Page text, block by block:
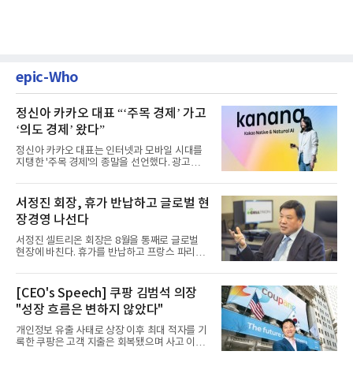
epic-Who
정신아 카카오 대표 “‘주목 경제’ 가고
‘의도 경제’ 왔다”
정신아 카카오 대표는 인터넷과 모바일 시대를
지탱한 '주목 경제'의 종말을 선언했다. 광고를
서정진 회장, 휴가 반납하고 글로벌 현
장경영 나선다
서정진 셀트리온 회장은 8월을 통째로 글로벌
현장에 바친다. 휴가를 반납하고 프랑스 파리에
[CEO's Speech] 쿠팡 김범석 의장
"성장 흐름은 변하지 않았다"
개인정보 유출 사태로 상장 이후 최대 적자를 기
록한 쿠팡은 고객 지출은 회복됐으며 사고 이전